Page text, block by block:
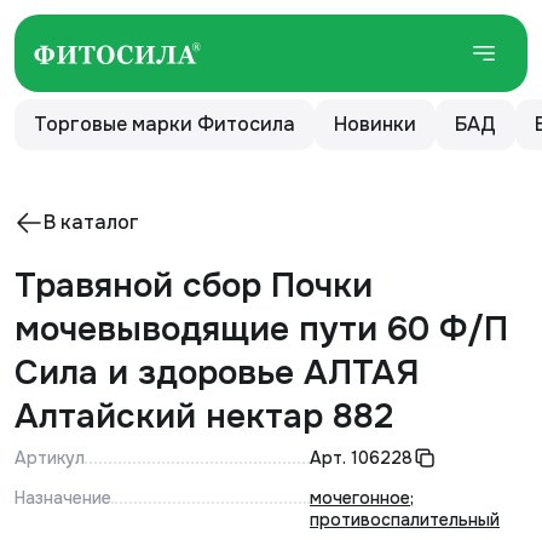
Торговые марки Фитосила Новинки БАД
В каталог
Травяной сбор Почки
мочевыводящие пути 60 Ф/П
Сила и здоровье АЛТАЯ
Алтайский нектар 882
Артикул Арт. 106228
Назначение
мочегонное;
противоспалительный